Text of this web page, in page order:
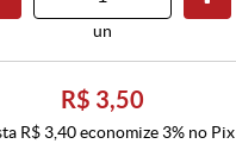
un
R$ 3,50
R$ 3,40economize 3% no Pix